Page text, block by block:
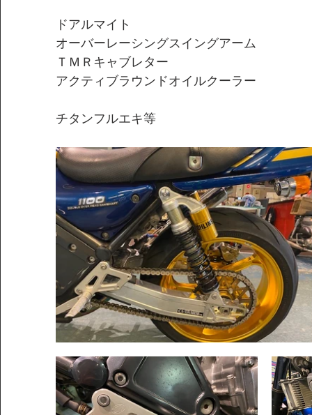
ドアルマイト
オーバーレーシングスイングアーム
ＴＭＲキャブレター
アクティブラウンドオイルクーラー
チタンフルエキ等